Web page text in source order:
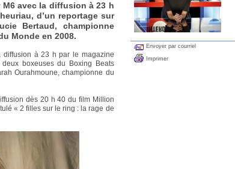
avec la diffusion à 23 h
d’un reportage sur
Bertaud, championne
Monde en 2008.
diffusion à 23 h par le magazine
boxeuses du Boxing Beats
Ourahmoune, championne du
dès 20 h 40 du film Million
« 2 filles sur le ring : la rage de
Envoyer par courriel
Imprimer